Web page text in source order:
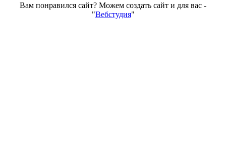
Вам понравился сайт? Можем создать сайт и для вас -
"Вебстудия"